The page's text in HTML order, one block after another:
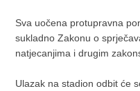
Sva uočena protupravna
sukladno Zakonu o
natjecanjima i drugim
Ulazak na stadion odbit će